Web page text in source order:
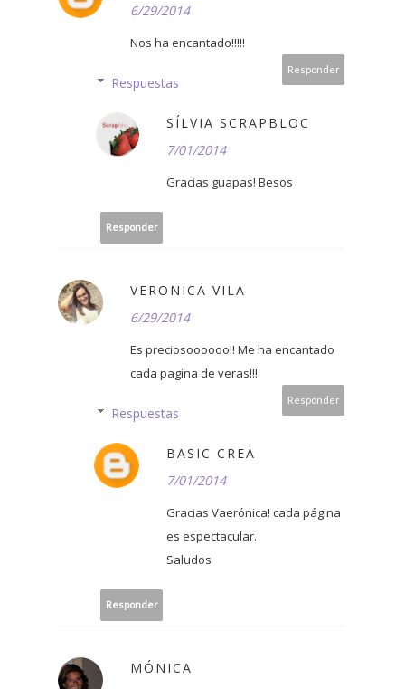
6/29/2014
Nos ha encantado!!!!!
Responder
Respuestas
SÍLVIA SCRAPBLOC
7/01/2014
Gracias guapas! Besos
Responder
VERONICA VILA
6/29/2014
Es preciosoooooo!! Me ha encantado
cada pagina de veras!!!
Responder
Respuestas
BASIC CREA
7/01/2014
Gracias Vaerónica! cada página
es espectacular.
Saludos
Responder
MÓNICA